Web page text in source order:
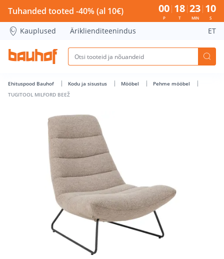
TUGITOOL MILFORD BEEŽ - Bauhof has loaded
Tuhanded tooted -40% (al 10€) 00
P
18
T
23
MIN
10
S
Kauplused Äriklienditeenindus ET
Ehituspood Bauhof Kodu ja sisustus Mööbel
Pehme mööbel
TUGITOOL MILFORD BEEŽ